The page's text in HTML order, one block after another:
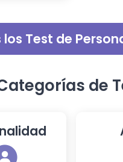
los Test de
de